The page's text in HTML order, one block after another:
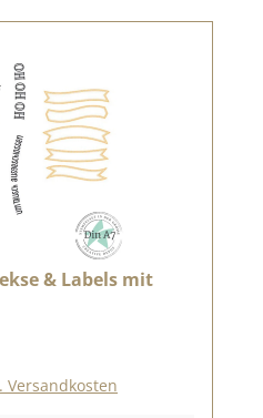
& Labels mit
Versandkosten